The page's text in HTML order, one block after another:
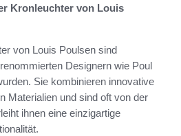
Kronleuchter von Louis
von Louis Poulsen sind
Designern wie Poul
Sie kombinieren innovative
Materialien und sind oft von der
ihnen eine einzigartige